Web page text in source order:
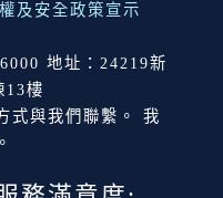
及安全政策宣示
地址：24219新
13樓
式與我們聯繫。 我